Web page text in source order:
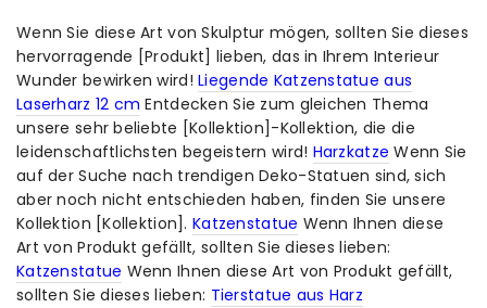
Wenn Sie diese Art von Skulptur mögen, sollten Sie dieses
hervorragende [Produkt] lieben, das in Ihrem Interieur
Wunder bewirken wird!Liegende Katzenstatue aus
Laserharz 12 cm Entdecken Sie zum gleichen Thema
unsere sehr beliebte [Kollektion]-Kollektion, die die
leidenschaftlichsten begeistern wird! Harzkatze Wenn Sie
auf der Suche nach trendigen Deko-Statuen sind, sich
aber noch nicht entschieden haben, finden Sie unsere
Kollektion [Kollektion]. Katzenstatue Wenn Ihnen diese
Art von Produkt gefällt, sollten Sie dieses lieben:
Katzenstatue Wenn Ihnen diese Art von Produkt gefällt,
sollten Sie dieses lieben: Tierstatue aus Harz